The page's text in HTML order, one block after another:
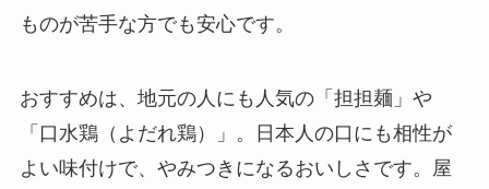
ものが苦手な方でも安心です。
おすすめは、地元の人にも人気の「担担麺」や
「口水鶏（よだれ鶏）」。日本人の口にも相性が
よい味付けで、やみつきになるおいしさです。屋